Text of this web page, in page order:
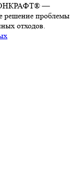
БОНКРАФТ® —
решение проблемы
отходов.